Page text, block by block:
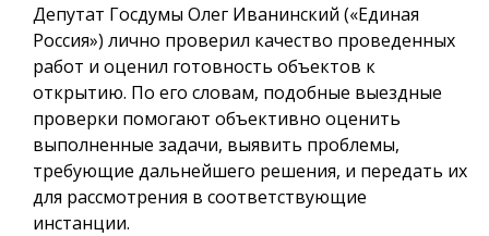
Депутат Госдумы Олег Иванинский («Единая
Россия») лично проверил качество проведенных
работ и оценил готовность объектов к
открытию. По его словам, подобные выездные
проверки помогают объективно оценить
выполненные задачи, выявить проблемы,
требующие дальнейшего решения, и передать их
для рассмотрения в соответствующие
инстанции.